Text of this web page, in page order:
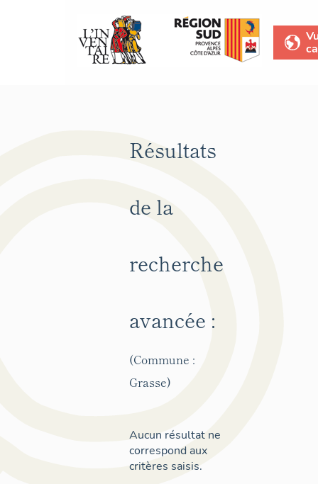
Résultats
de la
recherche
avancée :
(Commune :
Grasse)
Aucun résultat ne
correspond aux
critères saisis.